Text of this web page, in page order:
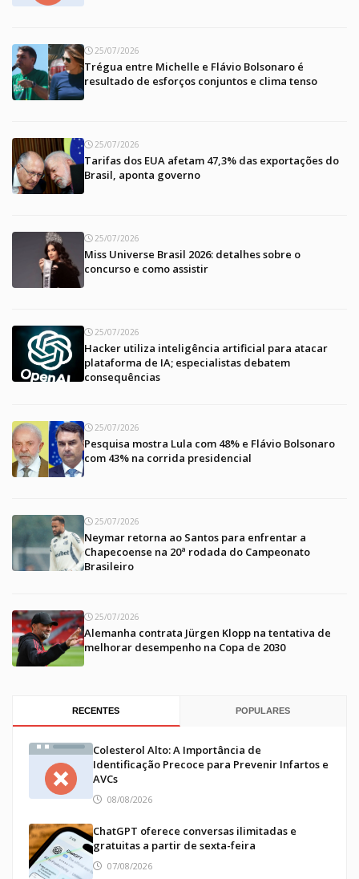
25/07/2026
Trégua entre Michelle e Flávio Bolsonaro é
resultado de esforços conjuntos e clima tenso
25/07/2026
Tarifas dos EUA afetam 47,3% das exportações do
Brasil, aponta governo
25/07/2026
Miss Universe Brasil 2026: detalhes sobre o
concurso e como assistir
25/07/2026
Hacker utiliza inteligência artificial para atacar
plataforma de IA; especialistas debatem
consequências
25/07/2026
Pesquisa mostra Lula com 48% e Flávio Bolsonaro
com 43% na corrida presidencial
25/07/2026
Neymar retorna ao Santos para enfrentar a
Chapecoense na 20ª rodada do Campeonato
Brasileiro
25/07/2026
Alemanha contrata Jürgen Klopp na tentativa de
melhorar desempenho na Copa de 2030
RECENTES POPULARES
Colesterol Alto: A Importância de
Identificação Precoce para Prevenir Infartos e
AVCs
08/08/2026
ChatGPT oferece conversas ilimitadas e
gratuitas a partir de sexta-feira
07/08/2026